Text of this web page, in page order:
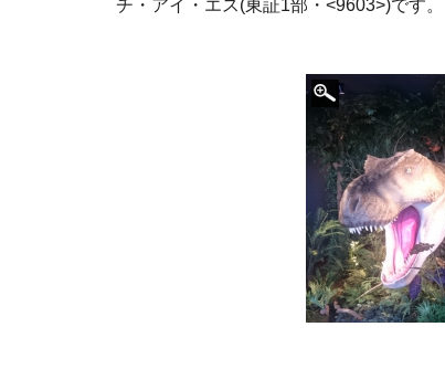
チ・アイ・エス(東証1部・<9603>)です。